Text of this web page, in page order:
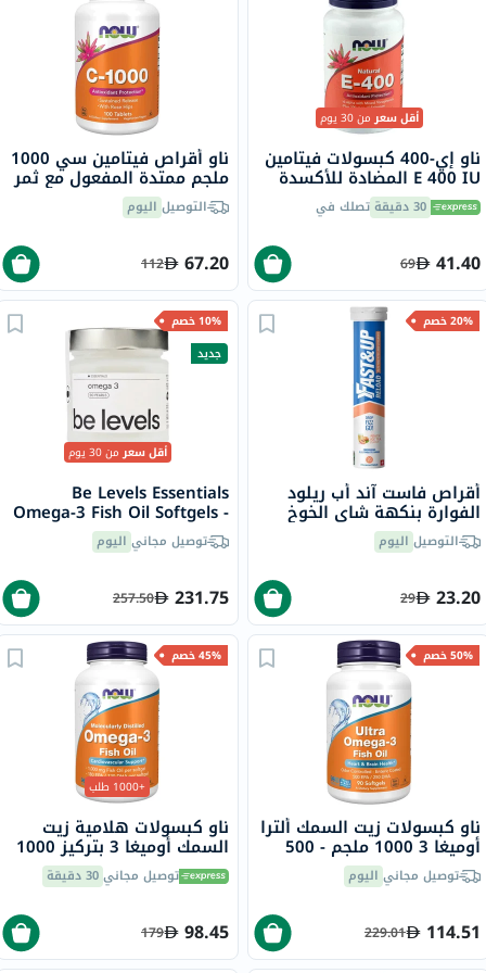
أقل سعرمن 30 يوم
ناو إي-400 كبسولات فيتامين
E 400 IU المضادة للأكسدة
لدعم المناعة والقلب حزمة من
30 30 دقيقة تصلك في
41.40
69
ناو أقراص فيتامين سي 1000
ملجم ممتدة المفعول مع ثمر
الورد للحماية من مضادات
الأكسدة ودعم المناعة حزمة
التوصيل اليوم
67.20
112
20% خصم
أقراص فاست آند أب ريلود
الفوارة بنكهة شاي الخوخ
المثلج - 20 قرص
التوصيل اليوم
23.20
29
10% خصم
جديد
أقل سعرمن 30 يوم
Be Levels Essentials
Omega-3 Fish Oil Softgels -
90 Softgels
توصيل مجاني اليوم
231.75
257.50
50% خصم
ناو كبسولات زيت السمك ألترا
أوميغا 3 1000 ملجم - 500
ملجم من حمض
الدوكوساهيكسانويك، حزمة
من 90
توصيل مجاني اليوم
114.51
229.01
45% خصم
+1000 طلب
ناو كبسولات هلامية زيت
السمك أوميغا 3 بتركيز 1000
ملجم حزمة من 200
توصيل مجاني30 دقيقة
98.45
179